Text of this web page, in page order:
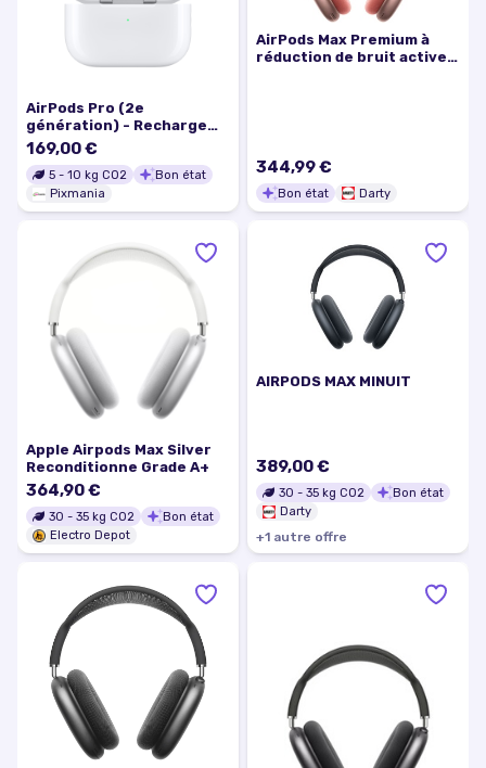
AirPods Pro (2e
génération) - Recharge
lightning, Magsafe et sans
fil, Blanc - Bon état
169,00 €
5 - 10 kg CO2
Bon état
Pixmania
AirPods Max Premium à
réduction de bruit active
344,99 €
Bon état Darty
Apple Airpods Max Silver
Reconditionne Grade A+
364,90 €
30 - 35 kg CO2
Bon état
Electro Depot
AIRPODS MAX MINUIT
389,00 €
30 - 35 kg CO2
Bon état
Darty
+1 autre offre